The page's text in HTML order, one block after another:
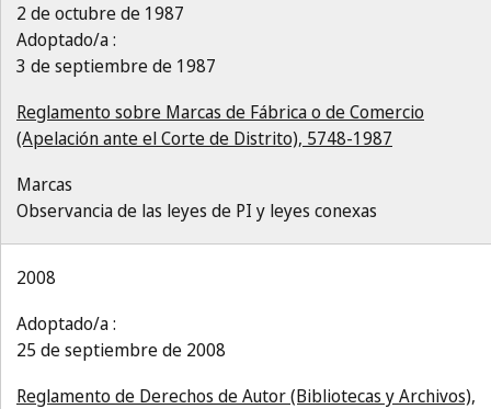
2 de octubre de 1987
Adoptado/a :
3 de septiembre de 1987
Reglamento sobre Marcas de Fábrica o de Comercio
(Apelación ante el Corte de Distrito), 5748-1987
Marcas
Observancia de las leyes de PI y leyes conexas
2008
Adoptado/a :
25 de septiembre de 2008
Reglamento de Derechos de Autor (Bibliotecas y Archivos),